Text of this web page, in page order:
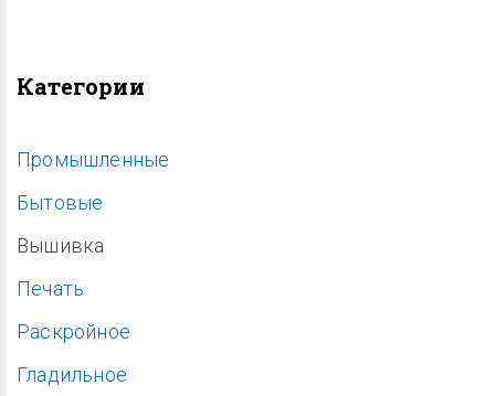
Категории
Промышленные
Бытовые
Вышивка
Печать
Раскройное
Гладильное